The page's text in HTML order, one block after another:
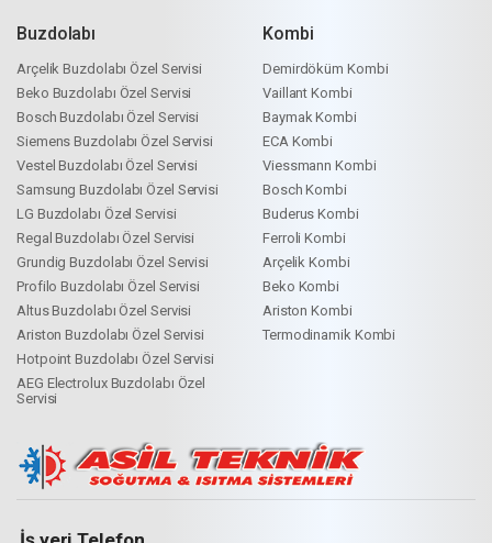
Buzdolabı
Arçelik Buzdolabı Özel Servisi
Beko Buzdolabı Özel Servisi
Bosch Buzdolabı Özel Servisi
Siemens Buzdolabı Özel Servisi
Vestel Buzdolabı Özel Servisi
Samsung Buzdolabı Özel Servisi
LG Buzdolabı Özel Servisi
Regal Buzdolabı Özel Servisi
Grundig Buzdolabı Özel Servisi
Profilo Buzdolabı Özel Servisi
Altus Buzdolabı Özel Servisi
Ariston Buzdolabı Özel Servisi
Hotpoint Buzdolabı Özel Servisi
AEG Electrolux Buzdolabı Özel
Servisi
Kombi
Demirdöküm Kombi
Vaillant Kombi
Baymak Kombi
ECA Kombi
Viessmann Kombi
Bosch Kombi
Buderus Kombi
Ferroli Kombi
Arçelik Kombi
Beko Kombi
Ariston Kombi
Termodinamik Kombi